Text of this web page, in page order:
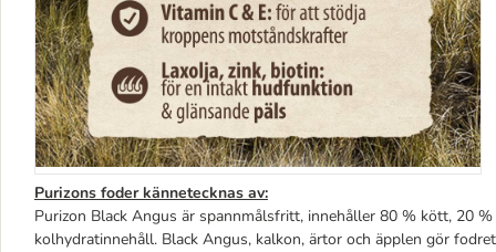
Purizons foder kännetecknas av:
Purizon Black Angus är spannmålsfritt, innehåller 80 % kött, 20
kolhydratinnehåll. Black Angus, kalkon, ärtor och äpplen gör